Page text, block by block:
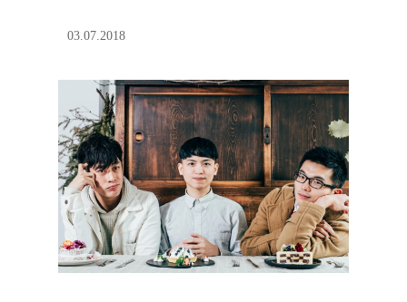
03.07.2018